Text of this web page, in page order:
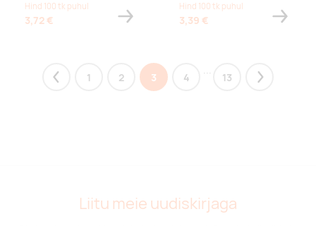
Hind 100 tk puhul
3,72 €
Hind 100 tk puhul
3,39 €
Previous
1 2 3 4
...
13 Next
Liitu meie uudiskirjaga